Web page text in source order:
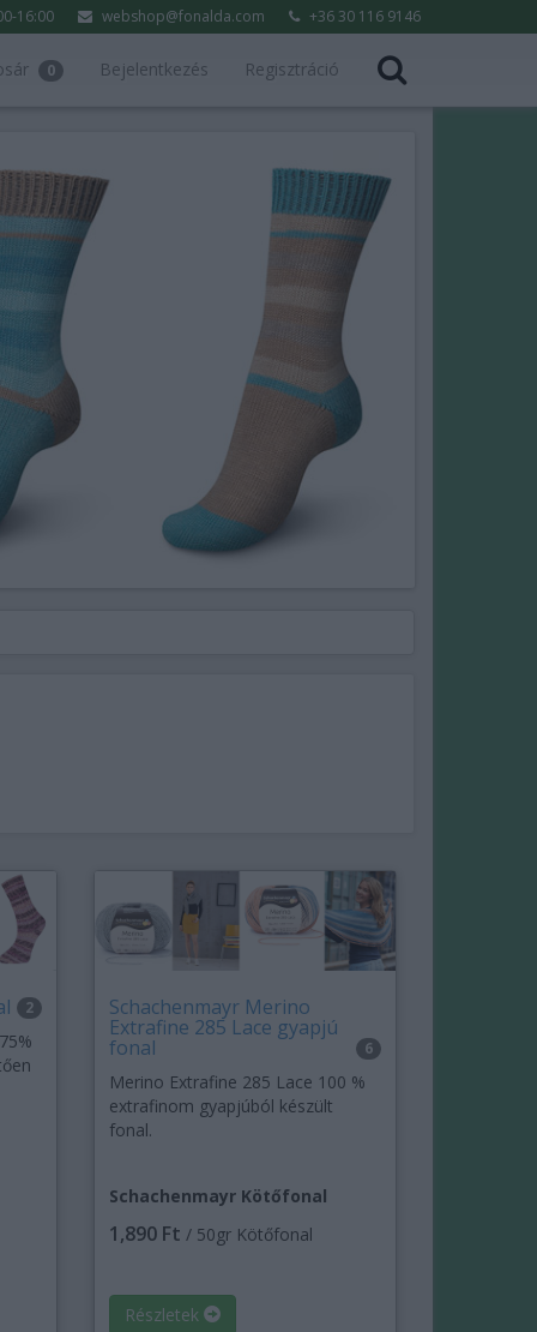
+36 30 116 9146
webshop@fonalda.com
16:00
0 Bejelentkezés Regisztráció
2 Schachenmayr Merino
Extrafine 285 Lace gyapjú
fonal 6
Merino Extrafine 285 Lace 100 %
extrafinom gyapjúból készült
fonal.
Schachenmayr Kötőfonal
1,890 Ft / 50gr Kötőfonal
Részletek